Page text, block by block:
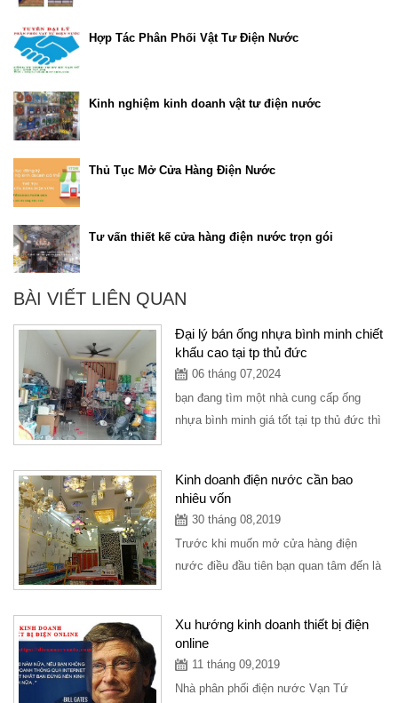
Hợp Tác Phân Phối Vật Tư Điện Nước
Kinh nghiệm kinh doanh vật tư điện nước
Thủ Tục Mở Cửa Hàng Điện Nước
Tư vấn thiết kế cửa hàng điện nước trọn gói
BÀI VIẾT LIÊN QUAN
Đại lý bán ống nhựa bình minh chiết
khấu cao tại tp thủ đức
06 tháng 07,2024
bạn đang tìm một nhà cung cấp ống
nhựa bình minh giá tốt tại tp thủ đức thì
Kinh doanh điện nước cần bao
nhiêu vốn
30 tháng 08,2019
Trước khi muốn mở cửa hàng điện
nước điều đầu tiên bạn quan tâm đến là
Xu hướng kinh doanh thiết bị điện
online
11 tháng 09,2019
Nhà phân phối điện nước Vạn Tứ